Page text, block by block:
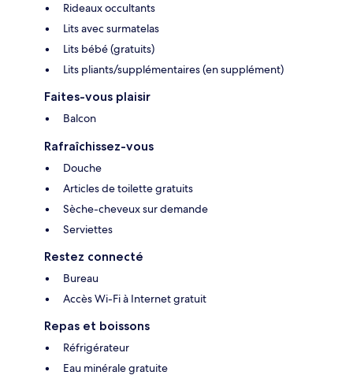
Rideaux occultants
Lits avec surmatelas
Lits bébé (gratuits)
Lits pliants/supplémentaires (en supplément)
Faites-vous plaisir
Balcon
Rafraîchissez-vous
Douche
Articles de toilette gratuits
Sèche-cheveux sur demande
Serviettes
Restez connecté
Bureau
Accès Wi-Fi à Internet gratuit
Repas et boissons
Réfrigérateur
Eau minérale gratuite